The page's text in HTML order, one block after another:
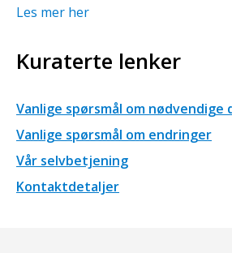
Les mer her
Kuraterte lenker
Vanlige spørsmål om
Vanlige spørsmål om endringer
Vår selvbetjening
Kontaktdetaljer